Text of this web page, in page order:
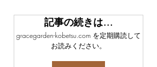
記事の続きは…
gracegarden-kobetsu.com を定期購読して
お読みください。